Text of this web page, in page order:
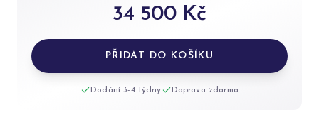
34 500 Kč
PŘIDAT DO KOŠÍKU
Dodání 3-4 týdny Doprava zdarma